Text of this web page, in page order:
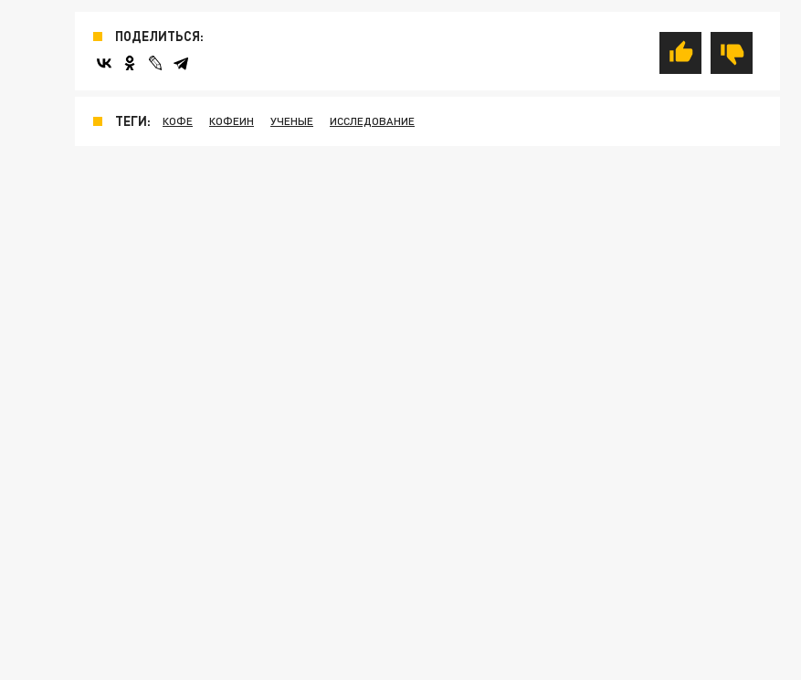
ПОДЕЛИТЬСЯ:
ТЕГИ: КОФЕ КОФЕИН УЧЕНЫЕ ИССЛЕДОВАНИЕ